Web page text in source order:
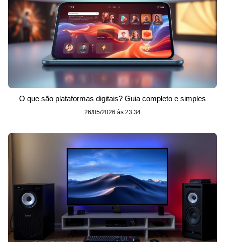
O que são plataformas digitais? Guia completo e simples
26/05/2026 às 23:34